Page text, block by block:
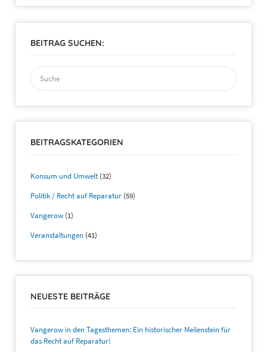
BEITRAG SUCHEN:
Suchen
nach:
BEITRAGSKATEGORIEN
Konsum und Umwelt(32)
Politik / Recht auf Reparatur (59)
Vangerow (1)
Veranstaltungen (41)
NEUESTE BEITRÄGE
Vangerow in den Tagesthemen: Ein historischer Meilenstein für
das Recht auf Reparatur!